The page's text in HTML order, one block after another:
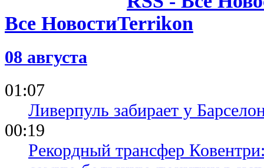
Все Новости
08 августа
01:07
Ливерпуль забирает у
00:19
Рекордный трансфер